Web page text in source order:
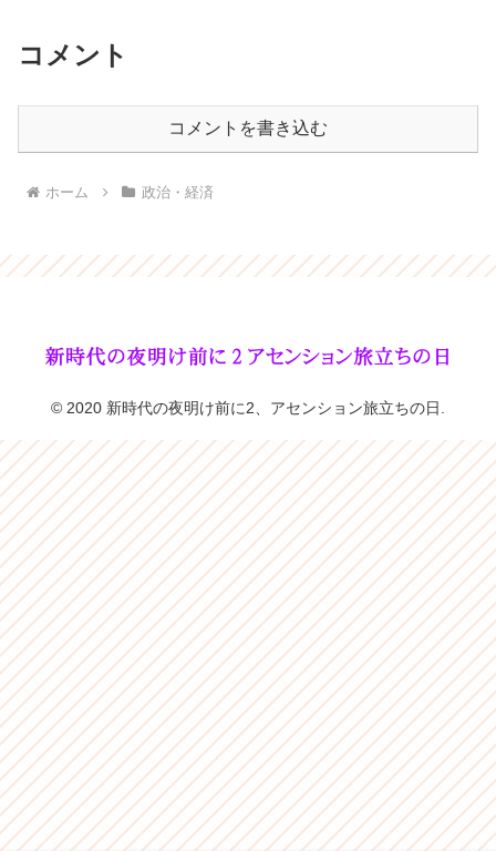
コメント
コメントを書き込む
ホーム 政治・経済
© 2020 新時代の夜明け前に2、アセンション旅立ちの日.